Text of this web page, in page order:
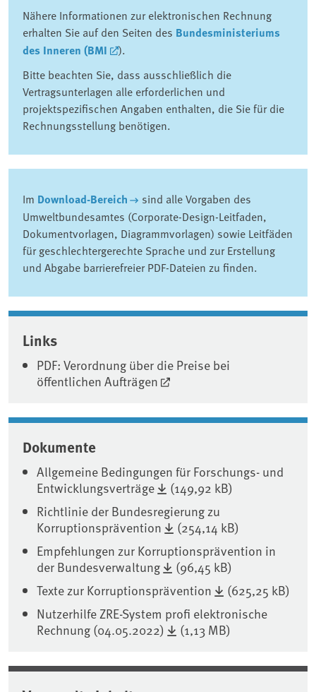
Nähere Informationen zur elektronischen Rechnung
erhalten Sie auf den Seiten des Bundesministeriums
des Inneren (BMI
).
Bitte beachten Sie, dass ausschließlich die
Vertragsunterlagen alle erforderlichen und
projektspezifischen Angaben enthalten, die Sie für die
Rechnungsstellung benötigen.
Im Download-Bereich
sind alle Vorgaben des
Umweltbundesamtes (Corporate-Design-Leitfaden,
Dokumentvorlagen, Diagrammvorlagen) sowie Leitfäden
für geschlechtergerechte Sprache und zur Erstellung
und Abgabe barrierefreier PDF-Dateien zu finden.
Associated content
Links
PDF: Verordnung über die Preise bei
öffentlichen Aufträgen
Dokumente
Allgemeine Bedingungen für Forschungs- und
Entwicklungsverträge
(149,92 kB)
Richtlinie der Bundesregierung zu
Korruptionsprävention
(254,14 kB)
Empfehlungen zur Korruptionsprävention in
der Bundesverwaltung
(96,45 kB)
Texte zur Korruptionsprävention
(625,25 kB)
Nutzerhilfe ZRE-System profi elektronische
Rechnung (04.05.2022)
(1,13 MB)